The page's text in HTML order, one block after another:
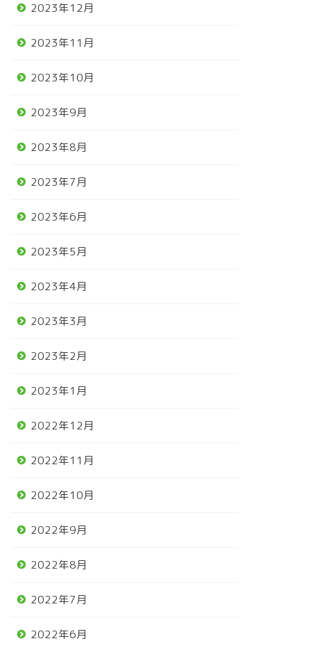
2023年12月
2023年11月
2023年10月
2023年9月
2023年8月
2023年7月
2023年6月
2023年5月
2023年4月
2023年3月
2023年2月
2023年1月
2022年12月
2022年11月
2022年10月
2022年9月
2022年8月
2022年7月
2022年6月